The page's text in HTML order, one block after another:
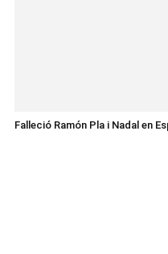
Falleció Ramón Pla i Nadal en